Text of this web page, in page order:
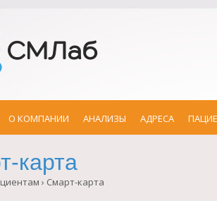
О КОМПАНИИ АНАЛИЗЫ АДРЕСА
карта
› Смарт-карта